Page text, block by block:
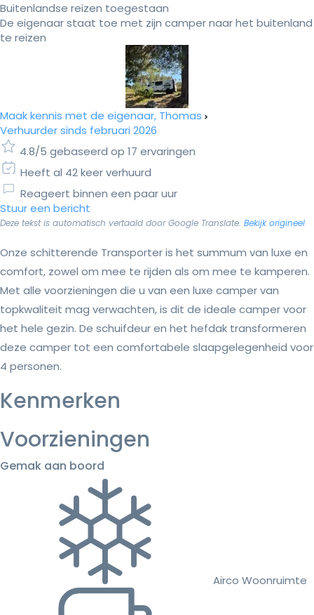
Buitenlandse reizen toegestaan
De eigenaar staat toe met zijn camper naar het buitenland
te reizen
Maak kennis met de eigenaar, Thomas
Verhuurder sinds februari 2026
4.8/5 gebaseerd op 17 ervaringen
Heeft al 42 keer verhuurd
Reageert binnen een paar uur
Stuur een bericht
Deze tekst is automatisch vertaald door Google Translate. Bekijk origineel
Onze schitterende Transporter is het summum van luxe en
comfort, zowel om mee te rijden als om mee te kamperen.
Met alle voorzieningen die u van een luxe camper van
topkwaliteit mag verwachten, is dit de ideale camper voor
het hele gezin. De schuifdeur en het hefdak transformeren
deze camper tot een comfortabele slaapgelegenheid voor
4 personen.
Kenmerken
Voorzieningen
Gemak aan boord
Airco Woonruimte